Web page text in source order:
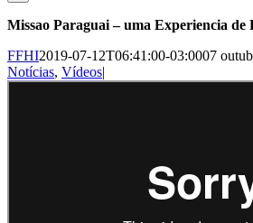
Missao Paraguai – uma Experiencia de
FFHI2019-07-12T06:41:00-03:0007
Notícias, Vídeos|